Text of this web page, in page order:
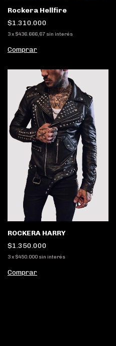
Rockera Hellfire
$1.310.000
3x $436.666,67 sin interés
Comprar
ROCKERA HARRY
$1.350.000
3x $450.000 sin interés
Comprar